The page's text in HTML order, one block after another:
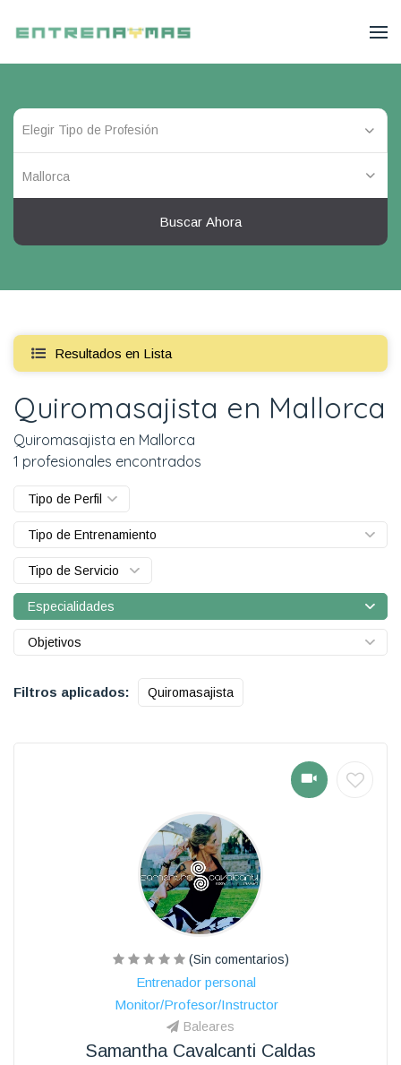
Mallorca
Buscar Ahora
Resultados en Lista
Quiromasajista en Mallorca
Quiromasajista en Mallorca
1 profesionales encontrados
Tipo de Perfil
Tipo de Entrenamiento
Tipo de Servicio
Especialidades
Objetivos
Filtros aplicados: Quiromasajista
(Sin comentarios)
Entrenador personal
Monitor/Profesor/Instructor
Baleares
Samantha Cavalcanti Caldas